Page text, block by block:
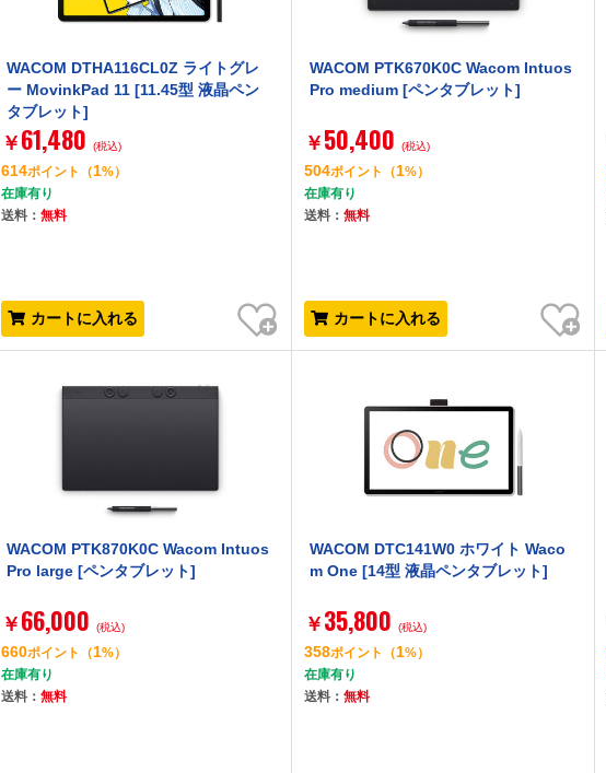
WACOM DTHA116CL0Z ライトグレ
ー MovinkPad 11 [11.45型 液晶ペン
タブレット]
￥ 61,480 (税込)
614ポイント （1%）
在庫有り
送料：無料
カートに入れる
お気に入り
WACOM PTK670K0C Wacom Intuos
Pro medium [ペンタブレット]
￥ 50,400 (税込)
504ポイント （1%）
在庫有り
送料： 無料
カートに入れる
お気に入り
WACOM PTK870K0C Wacom Intuos
Pro large [ペンタブレット]
￥ 66,000 (税込)
660ポイント （1%）
在庫有り
送料：無料
WACOM DTC141W0 ホワイト Waco
m One [14型 液晶ペンタブレット]
￥ 35,800 (税込)
358ポイント （1%）
在庫有り
送料： 無料